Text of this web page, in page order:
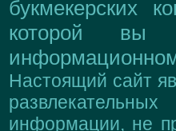
букмекерских
которой вы
Настоящий сайт
информации, не